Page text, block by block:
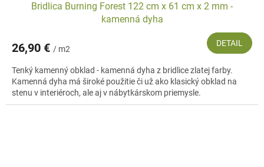
Bridlica Burning Forest 122 cm x 61 cm x 2 mm -
kamenná dyha
26,90 € / m2
DETAIL
Tenký kamenný obklad - kamenná dyha z bridlice zlatej farby.
Kamenná dyha má široké použitie či už ako klasický obklad na
stenu v interiéroch, ale aj v nábytkárskom priemysle.